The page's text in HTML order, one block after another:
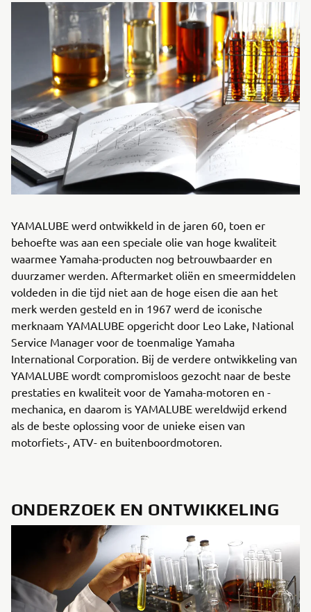
YAMALUBE werd ontwikkeld in de jaren 60, toen er
behoefte was aan een speciale olie van hoge kwaliteit
waarmee Yamaha-producten nog betrouwbaarder en
duurzamer werden. Aftermarket oliën en smeermiddelen
voldeden in die tijd niet aan de hoge eisen die aan het
merk werden gesteld en in 1967 werd de iconische
merknaam YAMALUBE opgericht door Leo Lake, National
Service Manager voor de toenmalige Yamaha
International Corporation. Bij de verdere ontwikkeling van
YAMALUBE wordt compromisloos gezocht naar de beste
prestaties en kwaliteit voor de Yamaha-motoren en -
mechanica, en daarom is YAMALUBE wereldwijd erkend
als de beste oplossing voor de unieke eisen van
motorfiets-, ATV- en buitenboordmotoren.
ONDERZOEK EN ONTWIKKELING